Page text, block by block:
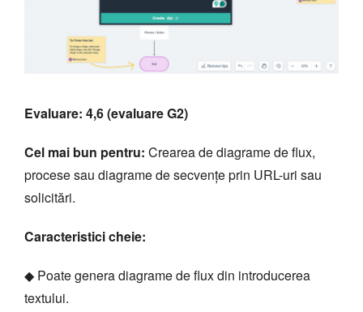
Evaluare: 4,6 (evaluare G2)
Cel mai bun pentru: Crearea de diagrame de flux,
procese sau diagrame de secvențe prin URL-uri sau
solicitări.
Caracteristici cheie:
◆ Poate genera diagrame de flux din introducerea
textului.